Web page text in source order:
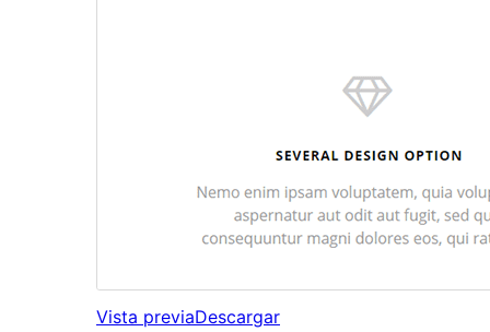
Vista previaDescargar